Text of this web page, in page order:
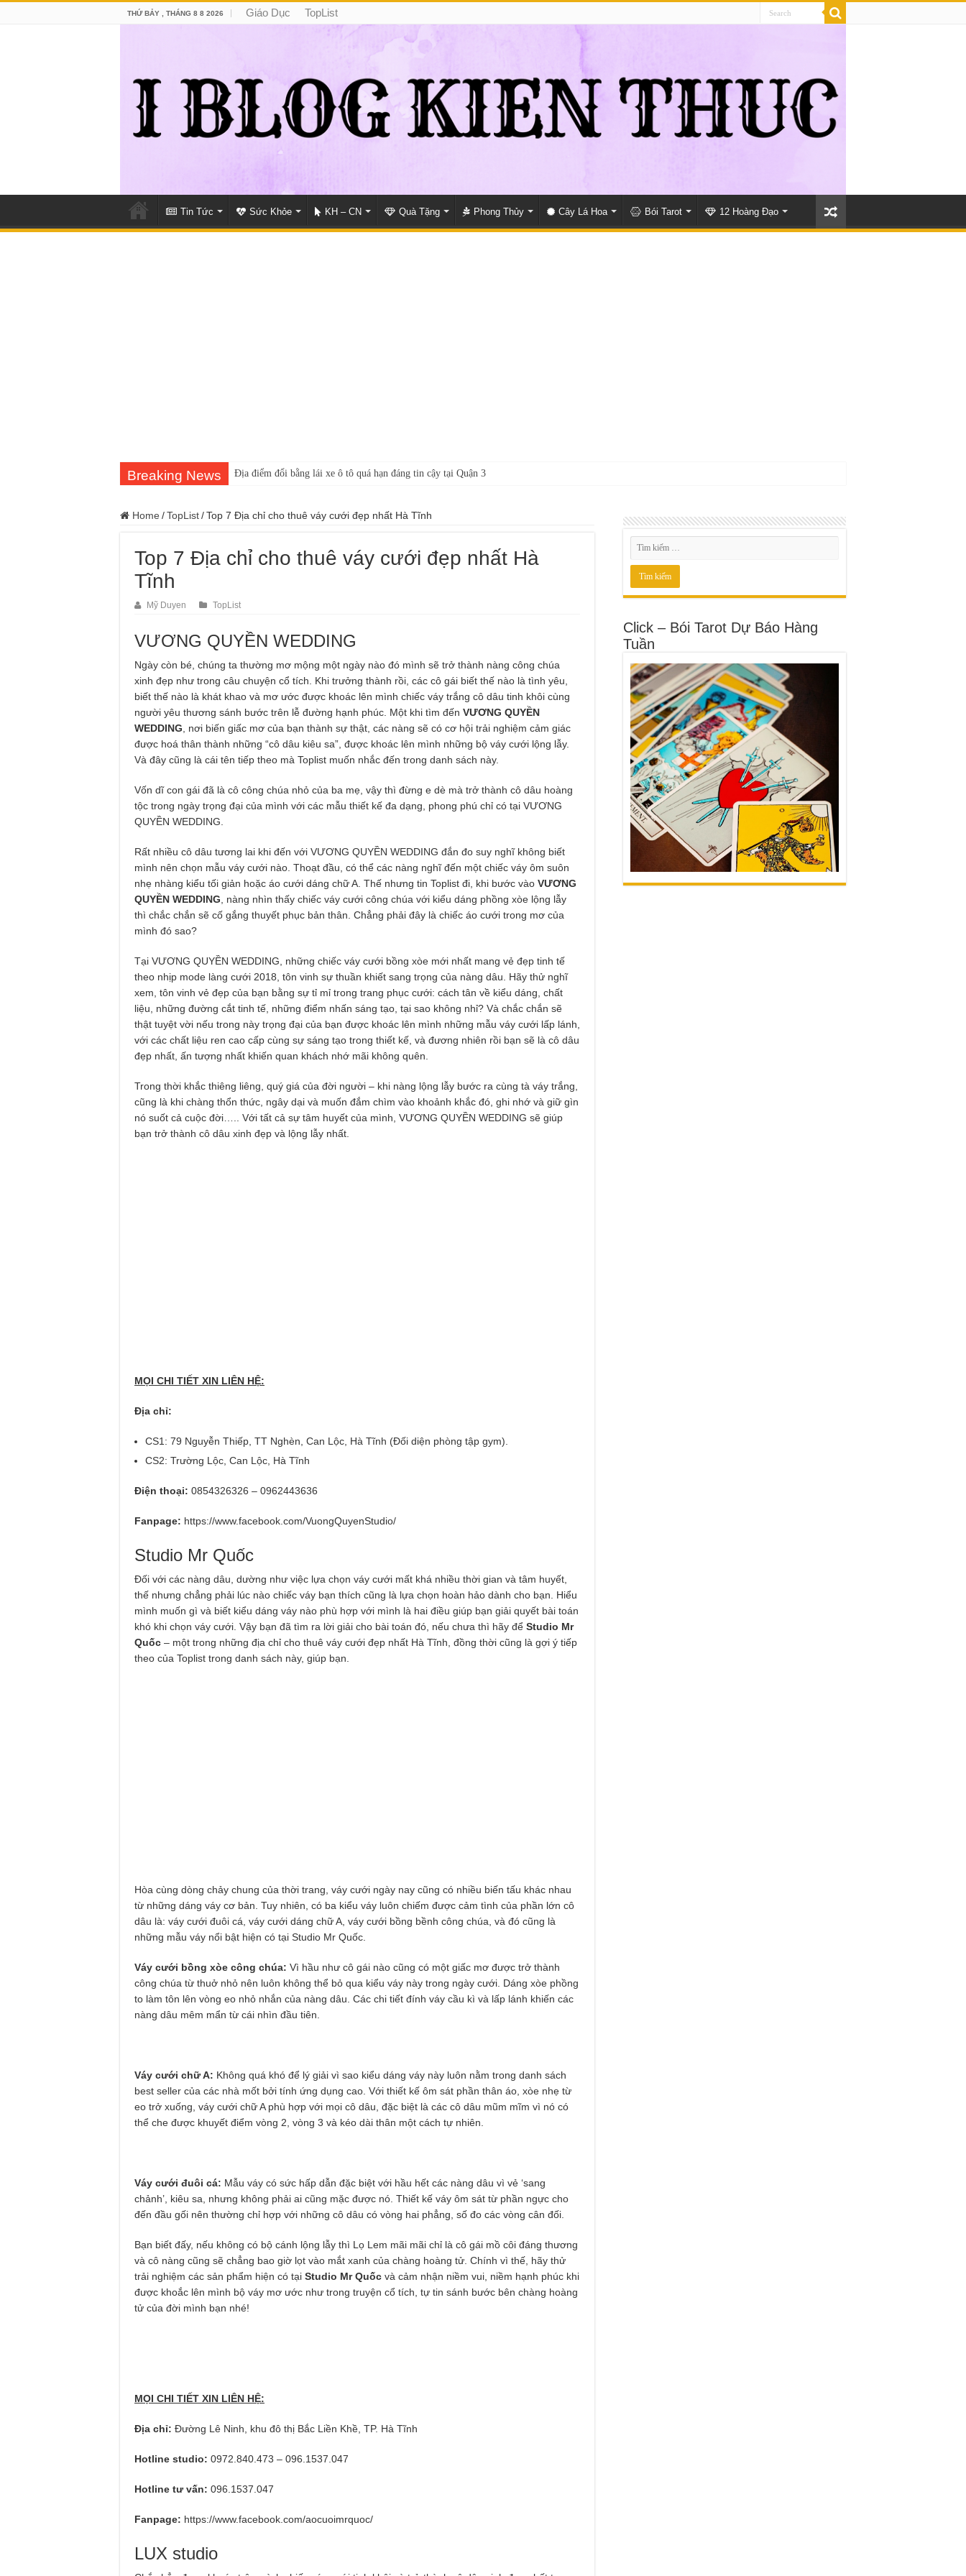
THỨ BẢY , THÁNG 8 8 2026 Giáo Dục TopList
Tin Tức Sức Khỏe KH – CN Quà Tặng Phong Thủy Cây Lá Hoa Bói Tarot 12 Hoàng Đạo
Breaking News Địa điểm đổi bằng lái xe ô tô quá hạn đáng tin cậy tại Quận 3
Home /TopList/Top 7 Địa chỉ cho thuê váy cưới đẹp nhất Hà Tĩnh
Top 7 Địa chỉ cho thuê váy cưới đẹp nhất Hà
Tĩnh
Mỹ Duyen TopList
VƯƠNG QUYỀN WEDDING
Ngày còn bé, chúng ta thường mơ mộng một ngày nào đó mình sẽ trở thành nàng công chúa
xinh đẹp như trong câu chuyện cổ tích. Khi trưởng thành rồi, các cô gái biết thế nào là tình yêu,
biết thế nào là khát khao và mơ ước được khoác lên mình chiếc váy trắng cô dâu tinh khôi cùng
người yêu thương sánh bước trên lễ đường hạnh phúc. Một khi tìm đến VƯƠNG QUYỀN
WEDDING , nơi biến giấc mơ của bạn thành sự thật, các nàng sẽ có cơ hội trải nghiệm cảm giác
được hoá thân thành những “cô dâu kiêu sa”, được khoác lên mình những bộ váy cưới lộng lẫy.
Và đây cũng là cái tên tiếp theo mà Toplist muốn nhắc đến trong danh sách này.
Vốn dĩ con gái đã là cô công chúa nhỏ của ba mẹ, vậy thì đừng e dè mà trở thành cô dâu hoàng
tộc trong ngày trọng đại của mình với các mẫu thiết kế đa dạng, phong phú chỉ có tại VƯƠNG
QUYỀN WEDDING.
Rất nhiều cô dâu tương lai khi đến với VƯƠNG QUYỀN WEDDING đắn đo suy nghĩ không biết
mình nên chọn mẫu váy cưới nào. Thoạt đầu, có thể các nàng nghĩ đến một chiếc váy ôm suôn
nhẹ nhàng kiểu tối giản hoặc áo cưới dáng chữ A. Thế nhưng tin Toplist đi, khi bước vào VƯƠNG
QUYỀN WEDDING , nàng nhìn thấy chiếc váy cưới công chúa với kiểu dáng phồng xòe lộng lẫy
thì chắc chắn sẽ cố gắng thuyết phục bản thân. Chẳng phải đây là chiếc áo cưới trong mơ của
mình đó sao?
Tại VƯƠNG QUYỀN WEDDING, những chiếc váy cưới bồng xòe mới nhất mang vẻ đẹp tinh tế
theo nhịp mode làng cưới 2018, tôn vinh sự thuần khiết sang trọng của nàng dâu. Hãy thử nghĩ
xem, tôn vinh vẻ đẹp của bạn bằng sự tỉ mỉ trong trang phục cưới: cách tân về kiểu dáng, chất
liệu, những đường cắt tinh tế, những điểm nhấn sáng tạo, tại sao không nhỉ? Và chắc chắn sẽ
thật tuyệt vời nếu trong này trọng đại của bạn được khoác lên mình những mẫu váy cưới lấp lánh,
với các chất liệu ren cao cấp cùng sự sáng tạo trong thiết kế, và đương nhiên rồi bạn sẽ là cô dâu
đẹp nhất, ấn tượng nhất khiến quan khách nhớ mãi không quên.
Trong thời khắc thiêng liêng, quý giá của đời người – khi nàng lộng lẫy bước ra cùng tà váy trắng,
cũng là khi chàng thổn thức, ngây dại và muốn đắm chìm vào khoảnh khắc đó, ghi nhớ và giữ gìn
nó suốt cả cuộc đời….. Với tất cả sự tâm huyết của mình, VƯƠNG QUYỀN WEDDING sẽ giúp
bạn trở thành cô dâu xinh đẹp và lộng lẫy nhất.
MỌI CHI TIẾT XIN LIÊN HỆ:
Địa chỉ:
CS1: 79 Nguyễn Thiếp, TT Nghèn, Can Lộc, Hà Tĩnh (Đối diện phòng tập gym).
CS2: Trường Lộc, Can Lộc, Hà Tĩnh
Điện thoại: 0854326326 – 0962443636
Fanpage: https://www.facebook.com/VuongQuyenStudio/
Studio Mr Quốc
Đối với các nàng dâu, dường như việc lựa chọn váy cưới mất khá nhiều thời gian và tâm huyết,
thế nhưng chẳng phải lúc nào chiếc váy bạn thích cũng là lựa chọn hoàn hảo dành cho bạn. Hiểu
mình muốn gì và biết kiểu dáng váy nào phù hợp với mình là hai điều giúp bạn giải quyết bài toán
khó khi chọn váy cưới. Vậy bạn đã tìm ra lời giải cho bài toán đó, nếu chưa thì hãy để Studio Mr
Quốc – một trong những địa chỉ cho thuê váy cưới đẹp nhất Hà Tĩnh, đồng thời cũng là gợi ý tiếp
theo của Toplist trong danh sách này, giúp bạn.
Hòa cùng dòng chảy chung của thời trang, váy cưới ngày nay cũng có nhiều biến tấu khác nhau
từ những dáng váy cơ bản. Tuy nhiên, có ba kiểu váy luôn chiếm được cảm tình của phần lớn cô
dâu là: váy cưới đuôi cá, váy cưới dáng chữ A, váy cưới bồng bềnh công chúa, và đó cũng là
những mẫu váy nổi bật hiện có tại Studio Mr Quốc.
Váy cưới bồng xòe công chúa: Vì hầu như cô gái nào cũng có một giấc mơ được trở thành
công chúa từ thuở nhỏ nên luôn không thể bỏ qua kiểu váy này trong ngày cưới. Dáng xòe phồng
to làm tôn lên vòng eo nhỏ nhắn của nàng dâu. Các chi tiết đính váy cầu kì và lấp lánh khiến các
nàng dâu mêm mẩn từ cái nhìn đầu tiên.
Váy cưới chữ A: Không quá khó để lý giải vì sao kiểu dáng váy này luôn nằm trong danh sách
best seller của các nhà mốt bởi tính ứng dụng cao. Với thiết kế ôm sát phần thân áo, xòe nhẹ từ
eo trở xuống, váy cưới chữ A phù hợp với mọi cô dâu, đặc biệt là các cô dâu mũm mĩm vì nó có
thể che được khuyết điểm vòng 2, vòng 3 và kéo dài thân một cách tự nhiên.
Váy cưới đuôi cá: Mẫu váy có sức hấp dẫn đặc biệt với hầu hết các nàng dâu vì vẻ ‘sang
chảnh’, kiêu sa, nhưng không phải ai cũng mặc được nó. Thiết kế váy ôm sát từ phần ngực cho
đến đầu gối nên thường chỉ hợp với những cô dâu có vòng hai phẳng, số đo các vòng cân đối.
Bạn biết đấy, nếu không có bộ cánh lộng lẫy thì Lọ Lem mãi mãi chỉ là cô gái mồ côi đáng thương
và cô nàng cũng sẽ chẳng bao giờ lọt vào mắt xanh của chàng hoàng tử. Chính vì thế, hãy thử
trải nghiệm các sản phẩm hiện có tại Studio Mr Quốc và cảm nhận niềm vui, niềm hạnh phúc khi
được khoắc lên mình bộ váy mơ ước như trong truyện cổ tích, tự tin sánh bước bên chàng hoàng
tử của đời mình bạn nhé!
MỌI CHI TIẾT XIN LIÊN HỆ:
Địa chỉ: Đường Lê Ninh, khu đô thị Bắc Liền Khề, TP. Hà Tĩnh
Hotline studio: 0972.840.473 – 096.1537.047
Hotline tư vấn: 096.1537.047
Fanpage: https://www.facebook.com/aocuoimrquoc/
LUX studio
Click – Bói Tarot Dự Báo Hàng
Tuần